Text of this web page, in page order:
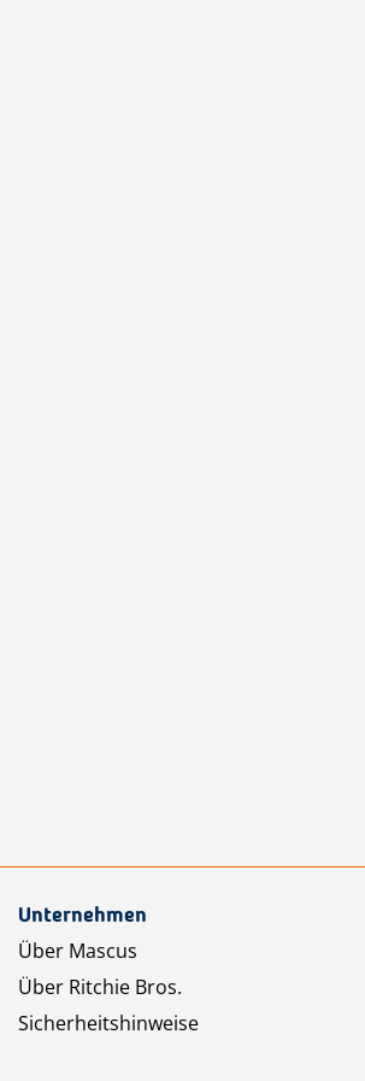
Unternehmen
Über Mascus
Über Ritchie Bros.
Sicherheitshinweise